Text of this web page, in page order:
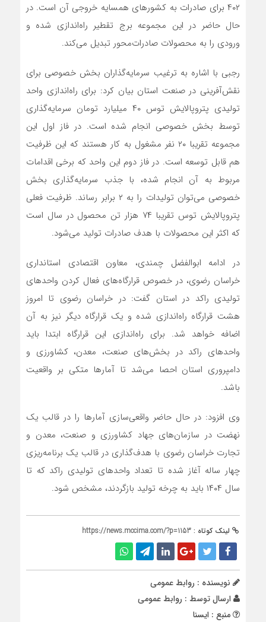
۴۰۲ برای صادرات به کشورهای همسایه خروجی آن است. در
حال حاضر در این مجموعه برج تقطیر راه‌اندازی شده و
ورودی را به محصولات صادرات‌محور تبدیل می‌کند.
رجبی با اشاره به ترغیب سرمایه‌گذاران بخش خصوصی برای
نقش‌آفرینی در صنعت استان بیان کرد: برای راه‌اندازی واحد
تولیدی پتروپالایش توس ۴۰ میلیارد تومان سرمایه‌گذاری
توسط بخش خصوصی انجام شده است. در فاز اول این
مجموعه تقریبا ۲۰ نفر مشغول به کار هستند که این ظرفیت
هم قابل توسعه است. در فاز دوم این واحد که برخی اقدامات
مربوط به آن انجام شده، با جذب سرمایه‌گذاری بخش
خصوصی می‌توان تولیدات را به ۲ برابر رساند. ظرفیت فعلی
پتروپالایش توس تقریبا ۷۴ هزار تن محصول در سال است
که اکثر این محصولات با هدف صادرات تولید می‌شود.
در ادامه ابوالفضل چمندی، معاون اقتصادی استانداری
خراسان رضوی، در خصوص قرارگاه‌های فعال کردن واحدهای
تولیدی راکد در استان گفت: در خراسان رضوی تا امروز
هشت قرارگاه راه‌اندازی شده و یک قرارگاه دیگر نیز به آن
اضافه خواهد شد. برای راه‌اندازی این قرارگاه ابتدا باید
واحدهای راکد در بخش‌های صنعت، معدن، کشاورزی و
دامپروری استان احصا می‌شد تا آمارها متکی بر واقعیت
باشد.
وی افزود: در حال حاضر واقعی‌سازی آمارها را در قالب یک
نهضت در سازمان‌های جهاد کشاورزی و صنعت، معدن و
تجارت خراسان رضوی با هدف‌گذاری در قالب یک برنامه‌ریزی
چهار ساله آغاز شده تا تعداد واحدهای تولیدی راکد که تا
سال ۱۴۰۴ باید به چرخه تولید بازگردند، مشخص شود.
لینک کوتاه : https://news.mccima.com/?p=1153
نویسنده : روابط عمومی
ارسال توسط : روابط عمومی
منبع : ایسنا